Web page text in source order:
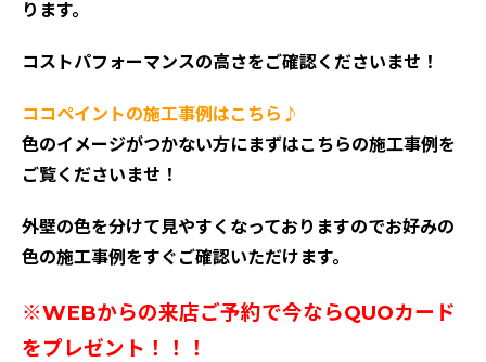
ります。
コストパフォーマンスの高さをご確認くださいませ！
ココペイントの施工事例はこちら♪
色のイメージがつかない方にまずはこちらの施工事例を
ご覧くださいませ！
外壁の色を分けて見やすくなっておりますのでお好みの
色の施工事例をすぐご確認いただけます。
※WEBからの来店ご予約で今ならQUOカード
をプレゼント！！！